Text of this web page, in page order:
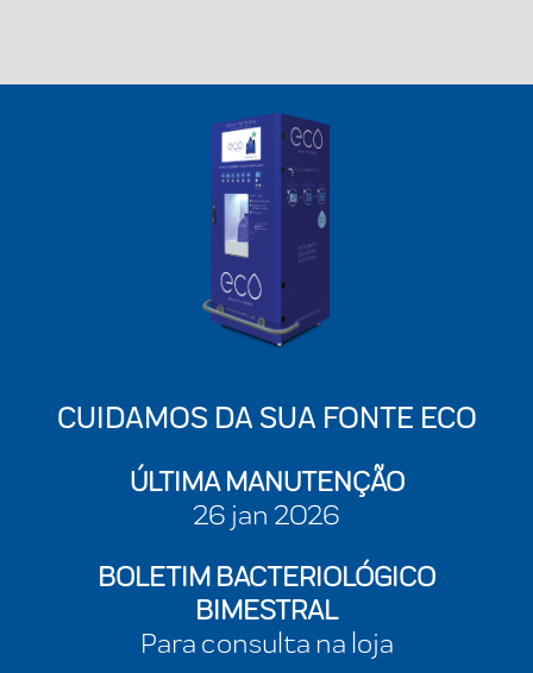
CUIDAMOS DA SUA FONTE ECO
ÚLTIMA MANUTENÇÃO
26 jan 2026
BOLETIM BACTERIOLÓGICO
BIMESTRAL
Para consulta na loja